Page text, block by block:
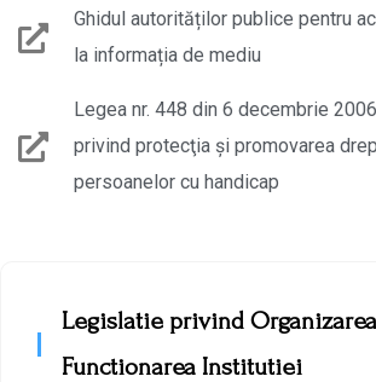
Ghidul autorităților publice pentru
la informația de mediu
Legea nr. 448 din 6 decembrie
privind protecţia şi promovarea
persoanelor cu handicap
Legislatie privind
Functionarea Institutiei